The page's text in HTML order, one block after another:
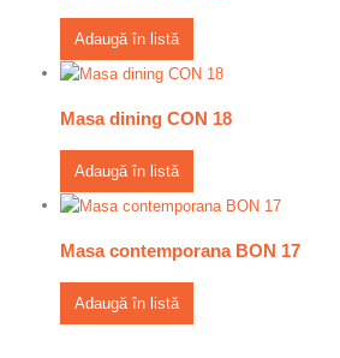
Adaugă în listă
Masa dining CON 18
Adaugă în listă
Masa contemporana BON 17
Adaugă în listă